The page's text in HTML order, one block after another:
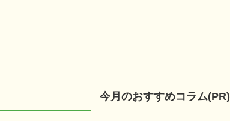
今月のおすすめコラム(PR)